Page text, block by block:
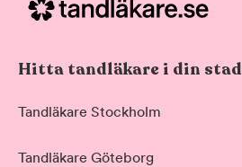
Hitta tandläkare i din stad
Tandläkare Stockholm
Tandläkare Göteborg